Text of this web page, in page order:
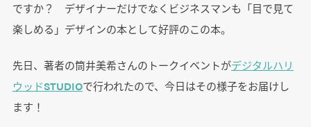
ですか？ デザイナーだけでなくビジネスマンも「目で見て
楽しめる」デザインの本として好評のこの本。
先日、著者の筒井美希さんのトークイベントがデジタルハリ
ウッドSTUDIOで行われたので、今日はその様子をお届けし
ます！